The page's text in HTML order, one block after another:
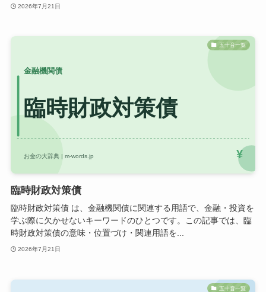
2026年7月21日
五十音一覧
臨時財政対策債
臨時財政対策債 は、金融機関債に関連する用語で、金融・投資を
学ぶ際に欠かせないキーワードのひとつです。この記事では、臨
時財政対策債の意味・位置づけ・関連用語を...
2026年7月21日
五十音一覧